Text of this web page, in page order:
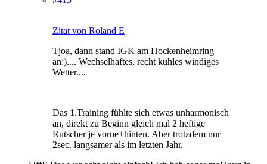
Zitat von Roland E
Tjoa, dann stand IGK am Hockenheimring
an:).... Wechselhaftes, recht kühles windiges
Wetter....
Das 1.Training fühlte sich etwas unharmonisch
an, direkt zu Beginn gleich mal 2 heftige
Rutscher je vorne+hinten. Aber trotzdem nur
2sec. langsamer als im letzten Jahr.